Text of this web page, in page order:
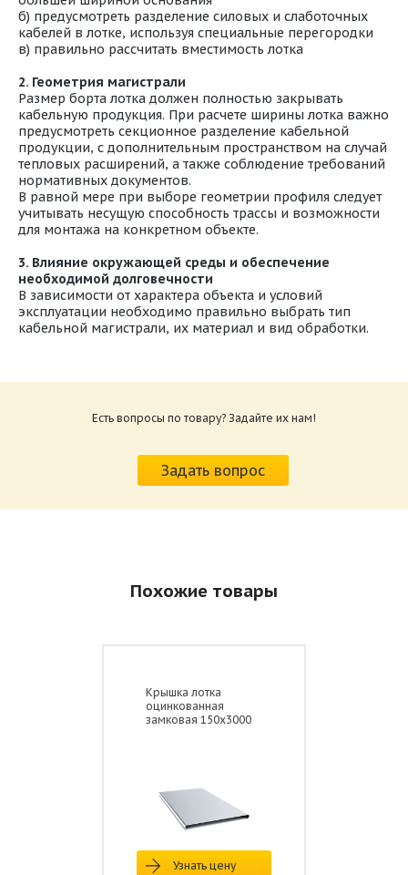
б) предусмотреть разделение силовых и слаботочных
кабелей в лотке, используя специальные перегородки
в) правильно рассчитать вместимость лотка
2. Геометрия магистрали
Размер борта лотка должен полностью закрывать
кабельную продукция. При расчете ширины лотка важно
предусмотреть секционное разделение кабельной
продукции, с дополнительным пространством на случай
тепловых расширений, а также соблюдение требований
нормативных документов.
В равной мере при выборе геометрии профиля следует
учитывать несущую способность трассы и возможности
для монтажа на конкретном объекте.
3. Влияние окружающей среды и обеспечение
необходимой долговечности
В зависимости от характера объекта и условий
эксплуатации необходимо правильно выбрать тип
кабельной магистрали, их материал и вид обработки.
Есть вопросы по товару? Задайте их нам!
Задать вопрос
Похожие товары
Крышка лотка
оцинкованная
замковая 150x3000
Узнать цену